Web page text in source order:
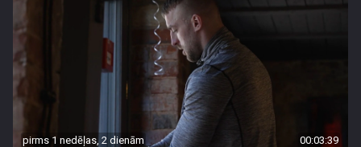
pirms 1 nedēļas, 2 dienām 00:03:39